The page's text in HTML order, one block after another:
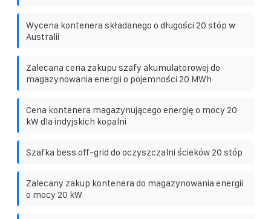
Wycena kontenera składanego o długości 20 stóp w
Australii
Zalecana cena zakupu szafy akumulatorowej do
magazynowania energii o pojemności 20 MWh
Cena kontenera magazynującego energię o mocy 20
kW dla indyjskich kopalni
Szafka bess off-grid do oczyszczalni ścieków 20 stóp
Zalecany zakup kontenera do magazynowania energii
o mocy 20 kW